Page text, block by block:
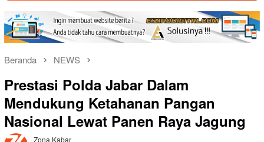
Beranda NEWS
Prestasi Polda Jabar Dalam
Mendukung Ketahanan Pangan
Nasional Lewat Panen Raya Jagung
Zona Kabar